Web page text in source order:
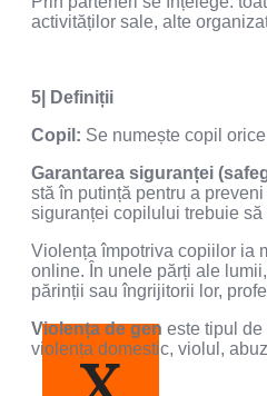
activităților sale, alte
5| Definiții
Copil: Se numește copil
Garantarea siguranței
stă în putință pentru a
siguranței copilului trebuie să
Violența împotriva copiilor ia
online. În unele părți ale
părinții sau îngrijitorii lor,
Violența de gen este tipul
violența domestic, violul,